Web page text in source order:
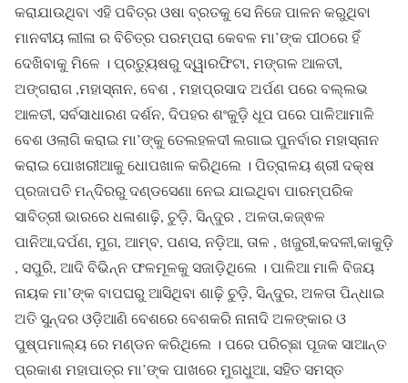
କରାଯାଉଥିବା ଏହି ପବିତ୍ର ଓଷା ବ୍ରତକୁ ସେ ନିଜେ ପାଳନ କରୁଥିବା
ମାନବୀୟ ଲୀଳା ର ବିଚିତ୍ର ପରମ୍ପରା କେବଳ ମା’ଙ୍କ ପୀଠରେ ହିଁ
ଦେଖିବାକୁ ମିଳେ । ପ୍ରତ୍ୟୁଷରୁ ଦ୍ୱାରଫିଟା, ମଙ୍ଗଳ ଆଳତୀ,
ଅଙ୍ଗରାଗ ,ମହାସ୍ନାନ, ବେଶ , ମହାପ୍ରସାଦ ଅର୍ପଣ ପରେ ବଲ୍ଲଭ
ଆଳତୀ, ସର୍ବସାଧାରଣ ଦର୍ଶନ, ଦିପହର ଶଂକୁଡ଼ି ଧୂପ ପରେ ପାଳିଆମାଳି
ବେଶ ଓଲାଗି କରାଇ ମା’ଙ୍କୁ ତେଲହଳଦୀ ଲଗାଇ ପୁନର୍ବାର ମହାସ୍ନାନ
କରାଇ ପୋଖରୀଆକୁ ଧୋପଖାଳ କରିଥିଲେ । ପିତ୍ରାଳୟ ଶ୍ରୀ ଦକ୍ଷ
ପ୍ରଜାପତି ମନ୍ଦିରରୁ ଦଣ୍ଡସେଣା ନେଇ ଯାଇଥିବା ପାରମ୍ପରିକ
ସାବିତ୍ରୀ ଭାରରେ ଧଳାଶାଢ଼ି, ଚୁଡ଼ି, ସିନ୍ଦୁର , ଅଳତା,କଜ୍ଵଳ
ପାନିଆ,ଦର୍ପଣ, ମୁଗ, ଆମ୍ବ, ପଣସ, ନଡ଼ିଆ, ତାଳ , ଖଜୁରୀ,କଦଳୀ,କାକୁଡ଼ି
, ସପୁରି, ଆଦି ବିଭିନ୍ନ ଫଳମୂଳକୁ ସଜାଡ଼ିଥିଲେ । ପାଳିଆ ମାଳି ବିଜୟ
ନାୟକ ମା’ଙ୍କ ବାପଘରୁ ଆସିଥିବା ଶାଢ଼ି ଚୁଡ଼ି, ସିନ୍ଦୁର, ଅଳତା ପିନ୍ଧାଇ
ଅତି ସୁନ୍ଦର ଓଡ଼ିଆଣି ବେଶରେ ବେଶକରି ନାନାଦି ଅଳଙ୍କାର ଓ
ପୁଷ୍ପମାଲ୍ୟ ରେ ମଣ୍ଡନ କରିଥିଲେ । ପରେ ପରିଚ୍ଛା ପୂଜକ ସାଆନ୍ତ
ପ୍ରକାଶ ମହାପାତ୍ର ମା’ଙ୍କ ପାଖରେ ମୁଗଧୁଆ, ସହିତ ସମସ୍ତ